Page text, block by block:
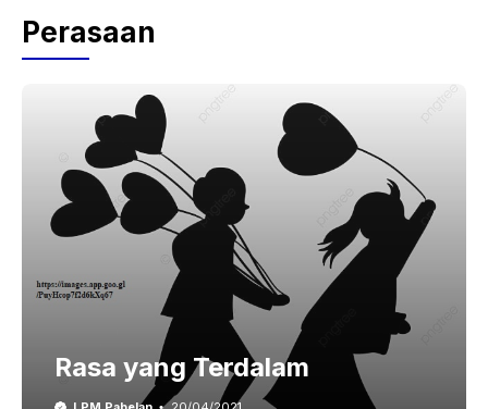
Perasaan
Rasa yang Terdalam